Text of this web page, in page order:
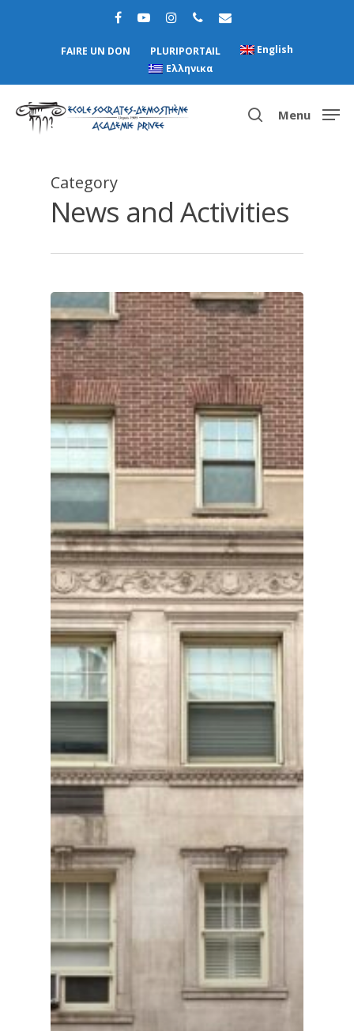
FAIRE UN DON PLURIPORTAIL
English
Ελληνικα
Hit enter to search or ESC to close
Menu
Category
News and Activities